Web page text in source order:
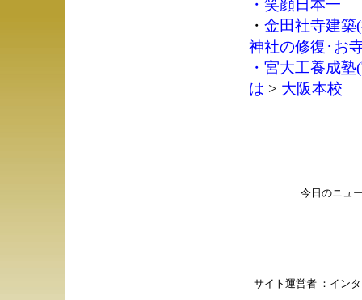
・ 笑顔日本一
・ 金田社寺建築
神社の修復･お
・ 宮大工養成塾
は > 大阪本校
今日のニュ
サイト運営者 ： イン